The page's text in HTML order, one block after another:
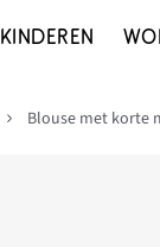
KINDEREN
Blouse met korte